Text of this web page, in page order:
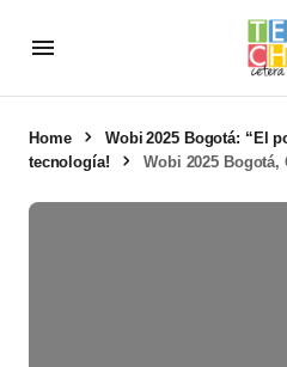
Home
Wobi 2025 Bogotá: “El
tecnología!
Wobi 2025 Bogotá,